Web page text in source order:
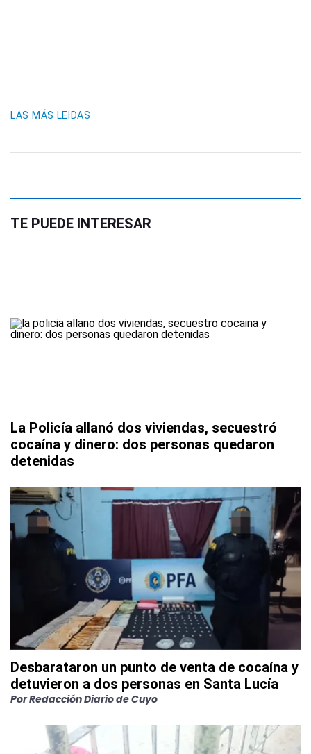
LAS MÁS LEIDAS
TE PUEDE INTERESAR
La Policía allanó dos viviendas, secuestró
cocaína y dinero: dos personas quedaron
detenidas
Desbarataron un punto de venta de cocaína y
detuvieron a dos personas en Santa Lucía
PorRedacción Diario de Cuyo